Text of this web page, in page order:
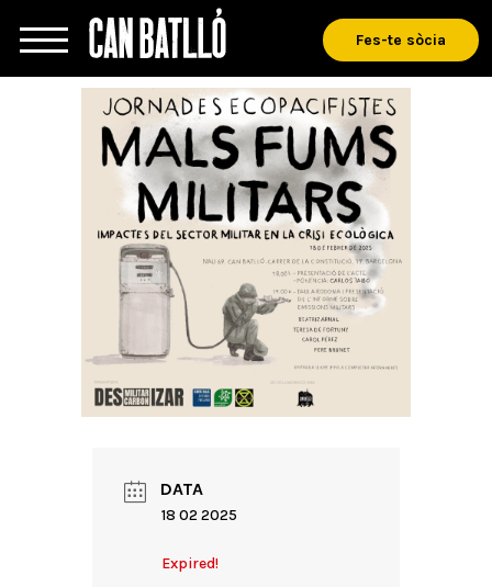
Fes-te sòcia
DATA
18 02 2025
Expired!